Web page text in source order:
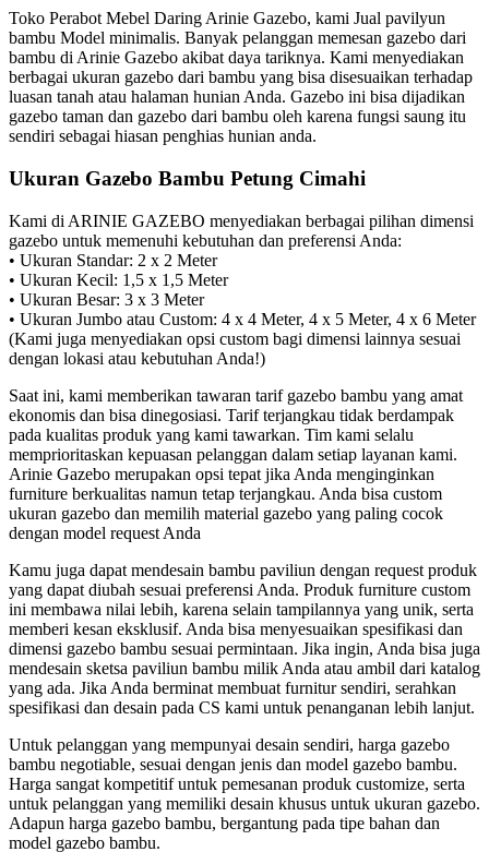
Toko Perabot Mebel Daring Arinie Gazebo, kami Jual pavilyun
bambu Model minimalis. Banyak pelanggan memesan gazebo dari
bambu di Arinie Gazebo akibat daya tariknya. Kami menyediakan
berbagai ukuran gazebo dari bambu yang bisa disesuaikan terhadap
luasan tanah atau halaman hunian Anda. Gazebo ini bisa dijadikan
gazebo taman dan gazebo dari bambu oleh karena fungsi saung itu
sendiri sebagai hiasan penghias hunian anda.
Ukuran Gazebo Bambu Petung Cimahi
Kami di ARINIE GAZEBO menyediakan berbagai pilihan dimensi
gazebo untuk memenuhi kebutuhan dan preferensi Anda:
• Ukuran Standar: 2 x 2 Meter
• Ukuran Kecil: 1,5 x 1,5 Meter
• Ukuran Besar: 3 x 3 Meter
• Ukuran Jumbo atau Custom: 4 x 4 Meter, 4 x 5 Meter, 4 x 6 Meter
(Kami juga menyediakan opsi custom bagi dimensi lainnya sesuai
dengan lokasi atau kebutuhan Anda!)
Saat ini, kami memberikan tawaran tarif gazebo bambu yang amat
ekonomis dan bisa dinegosiasi. Tarif terjangkau tidak berdampak
pada kualitas produk yang kami tawarkan. Tim kami selalu
memprioritaskan kepuasan pelanggan dalam setiap layanan kami.
Arinie Gazebo merupakan opsi tepat jika Anda menginginkan
furniture berkualitas namun tetap terjangkau. Anda bisa custom
ukuran gazebo dan memilih material gazebo yang paling cocok
dengan model request Anda
Kamu juga dapat mendesain bambu paviliun dengan request produk
yang dapat diubah sesuai preferensi Anda. Produk furniture custom
ini membawa nilai lebih, karena selain tampilannya yang unik, serta
memberi kesan eksklusif. Anda bisa menyesuaikan spesifikasi dan
dimensi gazebo bambu sesuai permintaan. Jika ingin, Anda bisa juga
mendesain sketsa paviliun bambu milik Anda atau ambil dari katalog
yang ada. Jika Anda berminat membuat furnitur sendiri, serahkan
spesifikasi dan desain pada CS kami untuk penanganan lebih lanjut.
Untuk pelanggan yang mempunyai desain sendiri, harga gazebo
bambu negotiable, sesuai dengan jenis dan model gazebo bambu.
Harga sangat kompetitif untuk pemesanan produk customize, serta
untuk pelanggan yang memiliki desain khusus untuk ukuran gazebo.
Adapun harga gazebo bambu, bergantung pada tipe bahan dan
model gazebo bambu.